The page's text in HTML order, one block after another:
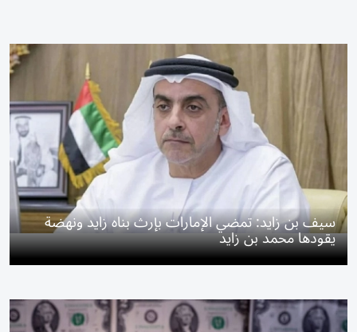
سيف بن زايد: تمضي الإمارات بإرث بناه زايد ونهضة
يقودها محمد بن زايد